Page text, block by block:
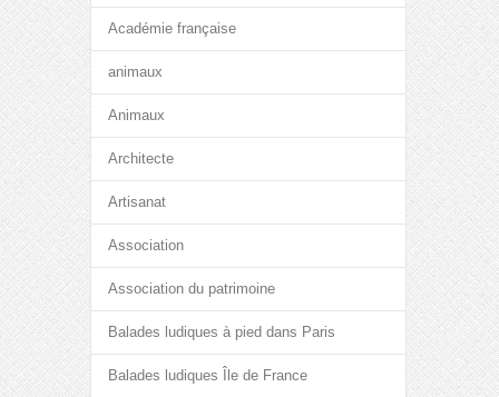
Académie française
animaux
Animaux
Architecte
Artisanat
Association
Association du patrimoine
Balades ludiques à pied dans Paris
Balades ludiques Île de France